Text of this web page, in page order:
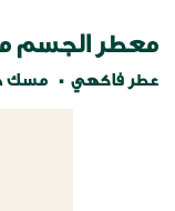
معطر الجسم
عطر فاكهي مسك